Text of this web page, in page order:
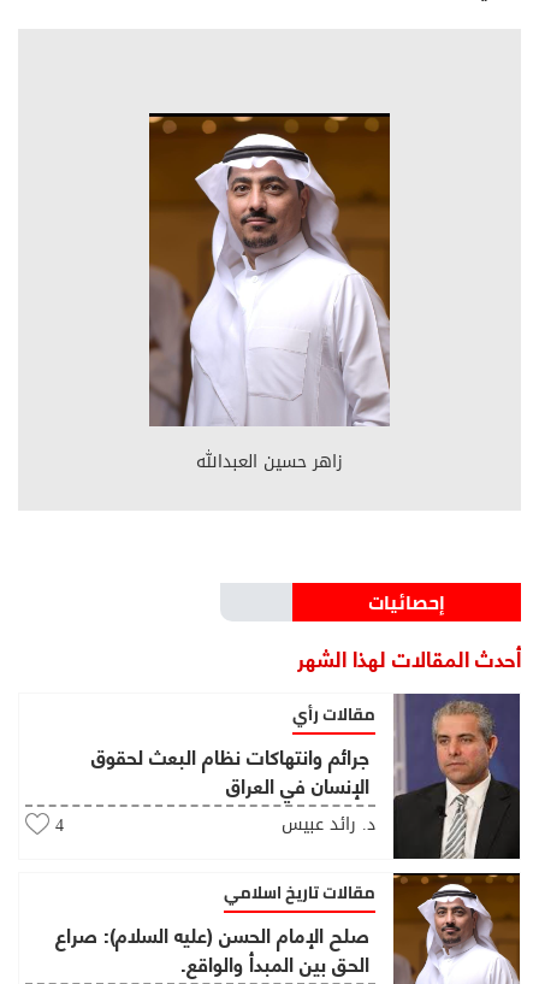
زاهر حسين العبدالله
إحصائيات
أحدث المقالات لهذا الشهر
مقالات رأي
جرائم وانتهاكات نظام البعث لحقوق
الإنسان في العراق
د. رائد عبيس 4
مقالات تاريخ اسلامي
صلح الإمام الحسن (عليه السلام): صراع
الحق بين المبدأ والواقع.